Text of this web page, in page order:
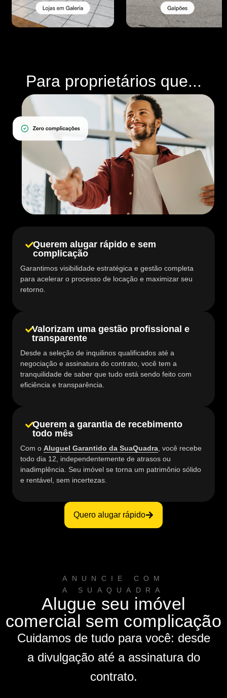
Para proprietários que...
Querem alugar rápido e sem
complicação
Garantimos visibilidade estratégica e gestão completa
para acelerar o processo de locação e maximizar seu
retorno.
Valorizam uma gestão profissional e
transparente
Desde a seleção de inquilinos qualificados até a
negociação e assinatura do contrato, você tem a
tranquilidade de saber que tudo está sendo feito com
eficiência e transparência.
Querem a garantia de recebimento
todo mês
Com o Aluguel Garantido da SuaQuadra , você recebe
todo dia 12, independentemente de atrasos ou
inadimplência. Seu imóvel se torna um patrimônio sólido
e rentável, sem incertezas.
Quero alugar rápido
ANUNCIE COM
A SUAQUADRA
Alugue seu imóvel
comercial sem complicação​
Cuidamos de tudo para você: desde
a divulgação até a assinatura do
contrato.